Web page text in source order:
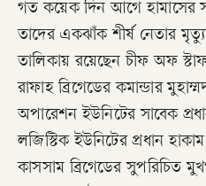
গত কয়েক দিন আগে হামাসের
তাদের একঝাঁক শীর্ষ নেতার
তালিকায় রয়েছেন চীফ অফ
রাফাহ ব্রিগেডের কমান্ডার
অপারেশন ইউনিটের সাবেক
লজিস্টিক ইউনিটের প্রধান
কাসসাম ব্রিগেডের সুপরিচিত